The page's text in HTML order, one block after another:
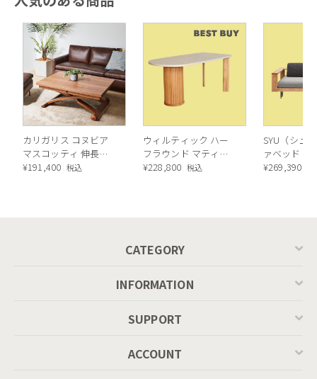
カリガリス コヌビア
マスコッティ 伸長・
昇降式テーブル ／
¥191,400 税込
ウィルティック ハー
フラウンド マティエ
ラ塗装 ダイニングテ
¥228,800 税込
SYU（シュ
ァベッド（
ル）190cm
¥269,390
CATEGORY
INFORMATION
SUPPORT
ACCOUNT